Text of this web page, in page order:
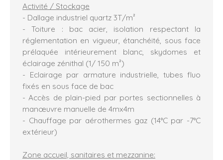
Activité / Stockage
- Dallage industriel quartz 3T/m²
- Toiture : bac acier, isolation respectant la
réglementation en vigueur, étanchéité, sous face
prélaquée intérieurement blanc, skydomes et
éclairage zénithal (1/ 150 m²)
- Eclairage par armature industrielle, tubes fluo
fixés en sous face de bac
- Accès de plain-pied par portes sectionnelles à
manœuvre manuelle de 4mx4m
- Chauffage par aérothermes gaz (14°C par -7°C
extérieur)
Zone accueil, sanitaires et mezzanine: